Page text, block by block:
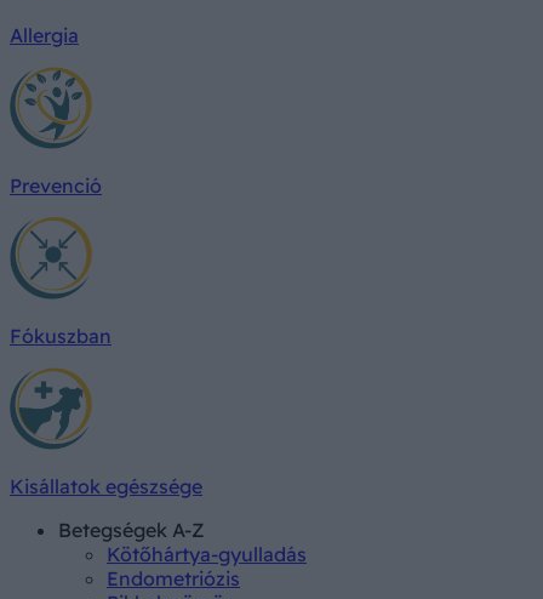
Allergia
Prevenció
Fókuszban
Kisállatok egészsége
Betegségek A-Z
Kötőhártya-gyulladás
Endometriózis